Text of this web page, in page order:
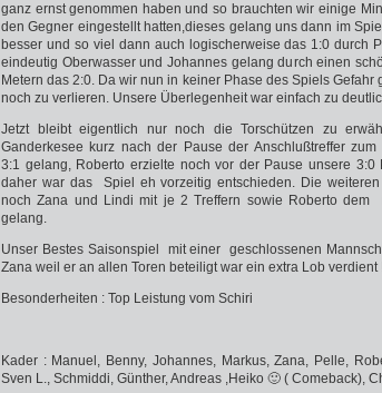
ganz ernst genommen haben und so brauchten wir einige
den Gegner eingestellt hatten,dieses gelang uns dann im
besser und so viel dann auch logischerweise das 1:0 durch
eindeutig Oberwasser und Johannes gelang durch einen
Metern das 2:0. Da wir nun in keiner Phase des Spiels Gefahr
noch zu verlieren. Unsere Überlegenheit war einfach zu
Jetzt bleibt eigentlich nur noch die Torschützen zu
Ganderkesee kurz nach der Pause der Anschlußtreffer zum
3:1 gelang, Roberto erzielte noch vor der Pause unsere 3:0
daher war das Spiel eh vorzeitig entschieden. Die weiteren
noch Zana und Lindi mit je 2 Treffern sowie Roberto dem
gelang.
Unser Bestes Saisonspiel mit einer geschlossenen
Zana weil er an allen Toren beteiligt war ein extra Lob verdient
Besonderheiten : Top Leistung vom Schiri
Kader : Manuel, Benny, Johannes, Markus, Zana, Pelle,
Sven L., Schmiddi, Günther, Andreas ,Heiko 🙂 ( Comeback),